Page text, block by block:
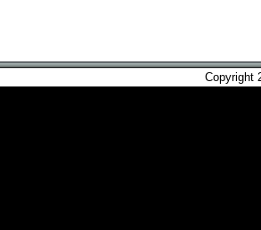
Copyright